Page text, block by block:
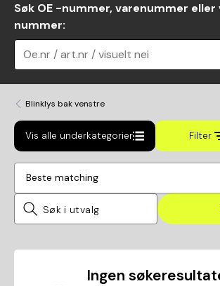
Søk OE -nummer, varenummer eller
nummer:
Oe.nr / art.nr / visuelt nei
Blinklys bak venstre
Vis alle underkategorier Filter
Beste matching
Ingen